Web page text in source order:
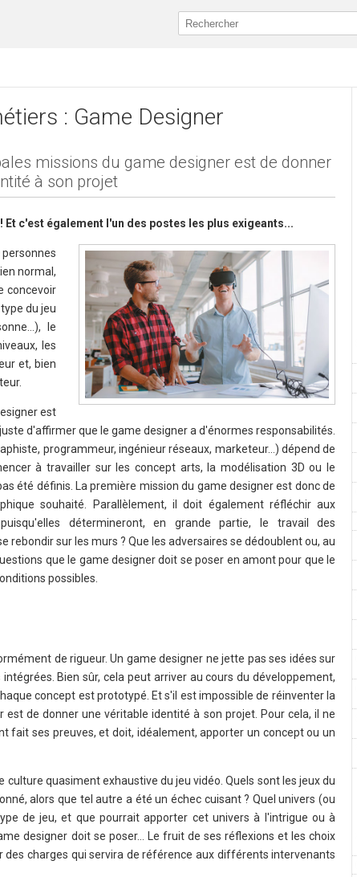
: Game Designer
missions du game designer est de donner
à son projet
c'est également l'un des postes les plus exigeants...
normal,
concevoir
du jeu
le
les
et, bien
est
d'affirmer que le game designer a d'énormes responsabilités.
programmeur, ingénieur réseaux, marketeur…) dépend de
à travailler sur les concept arts, la modélisation 3D ou le
été définis. La première mission du game designer est donc de
souhaité. Parallèlement, il doit également réfléchir aux
détermineront, en grande partie, le travail des
rebondir sur les murs ? Que les adversaires se dédoublent ou, au
que le game designer doit se poser en amont pour que le
possibles.
de rigueur. Un game designer ne jette pas ses idées sur
Bien sûr, cela peut arriver au cours du développement,
concept est prototypé. Et s'il est impossible de réinventer la
de donner une véritable identité à son projet. Pour cela, il ne
fait ses preuves, et doit, idéalement, apporter un concept ou un
culture quasiment exhaustive du jeu vidéo. Quels sont les jeux du
alors que tel autre a été un échec cuisant ? Quel univers (ou
de jeu, et que pourrait apporter cet univers à l'intrigue ou à
designer doit se poser… Le fruit de ses réflexions et les choix
charges qui servira de référence aux différents intervenants